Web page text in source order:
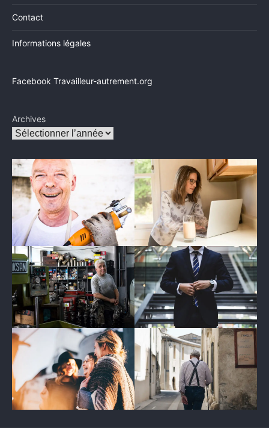
Contact
Informations légales
Facebook Travailleur-autrement.org
Archives